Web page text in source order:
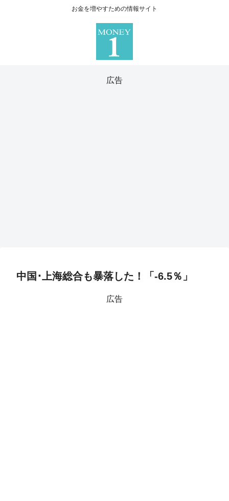
お金を増やすための情報サイト
広告
中国･上海総合も暴落した！「-6.5％」
広告